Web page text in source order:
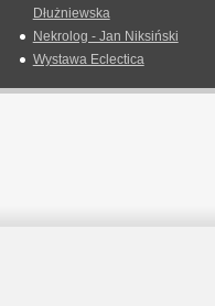
Dłużniewska
Nekrolog - Jan Niksiński
Wystawa Eclectica